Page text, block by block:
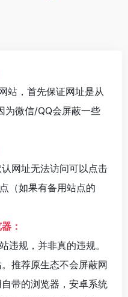
站，首先保证网址是从
为微信/QQ会屏蔽一些
网址无法访问可以点击
（如果有备用站点的
：
违规，并非真的违规。
推荐原生态不会屏蔽网
带的浏览器，安卓系统